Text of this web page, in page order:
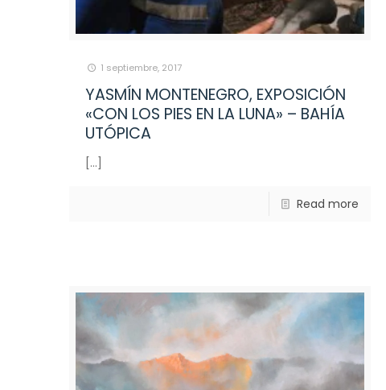
1 septiembre, 2017
YASMÍN MONTENEGRO, EXPOSICIÓN
«CON LOS PIES EN LA LUNA» – BAHÍA
UTÓPICA
[…]
Read more